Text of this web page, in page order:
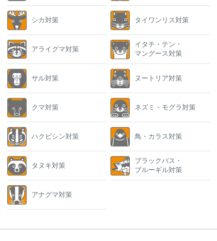
シカ対策
アライグマ対策
サル対策
クマ対策
ハクビシン対策
タヌキ対策
アナグマ対策
タイワンリス対策
イタチ・テン・
マングース対策
ヌートリア対策
ネズミ・モグラ対策
鳥・カラス対策
ブラックバス・
ブルーギル対策